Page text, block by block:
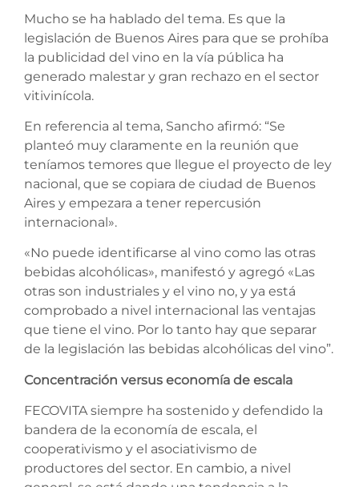
Mucho se ha hablado del tema. Es que la
legislación de Buenos Aires para que se prohíba
la publicidad del vino en la vía pública ha
generado malestar y gran rechazo en el sector
vitivinícola.
En referencia al tema, Sancho afirmó: “Se
planteó muy claramente en la reunión que
teníamos temores que llegue el proyecto de ley
nacional, que se copiara de ciudad de Buenos
Aires y empezara a tener repercusión
internacional».
«No puede identificarse al vino como las otras
bebidas alcohólicas», manifestó y agregó «Las
otras son industriales y el vino no, y ya está
comprobado a nivel internacional las ventajas
que tiene el vino. Por lo tanto hay que separar
de la legislación las bebidas alcohólicas del vino”.
Concentración versus economía de escala
FECOVITA siempre ha sostenido y defendido la
bandera de la economía de escala, el
cooperativismo y el asociativismo de
productores del sector. En cambio, a nivel